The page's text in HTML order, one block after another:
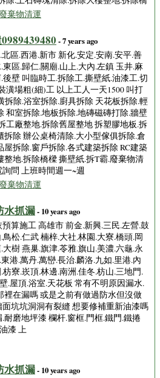
棄物清運
- 7 years ago
區.西港.新市 新化.安定.安南.安平.善
區.歸仁.關廟.山上.大內.左鎮 玉井.麻
壁 叫臨時工.拆除工.撕壁紙.油漆工.切
潢場粗(細)工 以上工人一天1500 叫打
拆除.浴室拆除.廚具拆除 天花板拆除.輕
和室拆除.地板拆除.地磚磁磚打除.牆壁
工廠整地.拆除舊屋整地 拆塑膠地板.拆
除 辦公桌椅清除.大小型傢俱拆除.倉
拆除.窗戶拆除.各式建築拆除 RC建築
地.拆除橋樑 撕壁紙.拆T霸.廢棄物清
問 上班時間週一~週
棄物清運
水抓漏- 10 years ago
算施工 高雄市 前金.新興.三民.左營.鼓
松.仁武 楠梓.大社.林園.大寮.橋頭.岡
樹 燕巢.旗津.苓雅.旗山.美濃.六龜.永
港.萬丹.萬巒.長治.麟洛.九如.里港.內
寮.崁頂.林邊.南洲.佳冬.枋山.三地門.
.屋頂.浴室.天花板 常有不明原因漏水.
裡在漏嗎 或是之前有做過防水但沒做
坑坑洞洞有裂縫 想要修補重新油漆嗎
磨地坪漆 欄杆.窗框.門框.鐵門.鐵捲
漆 上
水抓漏- 10 years ago